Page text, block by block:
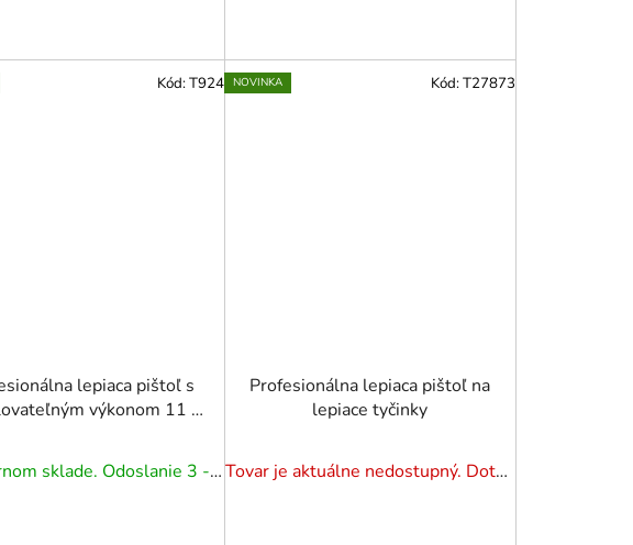
lepiaca pištoľ s
výkonom 11 -
Na externom sklade. Odoslanie 3 - 5 prac. dní.
Kód:T924 NOVINKA
Profesionálna lepiaca pištoľ na
lepiace tyčinky
Tovar je aktuálne nedostupný. Dotazuj dostupnosť.
Kód:T27873